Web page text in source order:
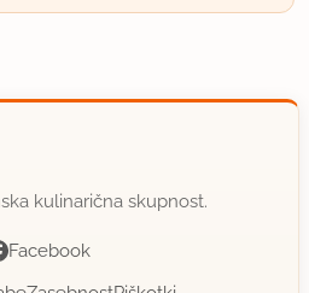
kulinarična skupnost.
Facebook